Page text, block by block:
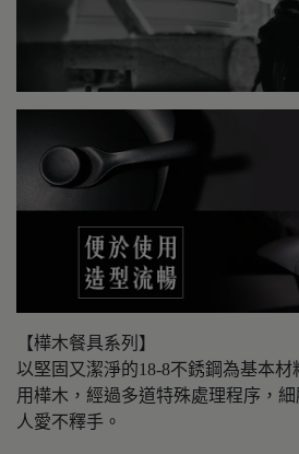
【樺木餐具系列】
以堅固又潔淨的18-8不銹鋼為基本
用樺木，經過多道特殊處理程序，
人愛不釋手。